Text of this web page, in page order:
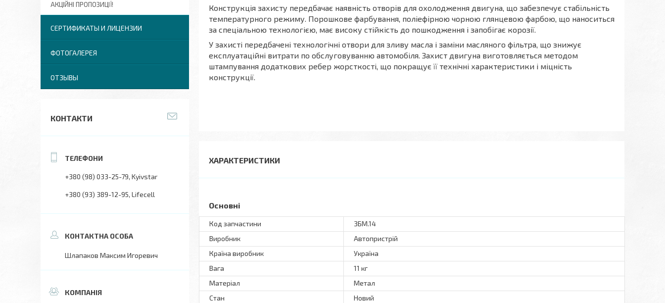
Конструкція захисту передбачає наявність отворів для охолодження двигуна, що забезпечує стабільність
температурного режиму. Порошкове фарбування, поліефірною чорною глянцевою фарбою, що наноситься
за спеціальною технологією, має високу стійкість до пошкодження і запобігає корозії.
У захисті передбачені технологічні отвори для зливу масла і заміни масляного фільтра, що знижує
експлуатаційні витрати по обслуговуванню автомобіля. Захист двигуна виготовляється методом
штампування додаткових ребер жорсткості, що покращує її технічні характеристики і міцність
конструкції.
ХАРАКТЕРИСТИКИ
Основні
Код запчастини
ЗБМ.14
Виробник
Автопристрій
Країна виробник
Україна
Вага
11 кг
Матеріал
Метал
Стан
Новий
АКЦІЙНІ ПРОПОЗИЦІЇ!
СЕРТИФИКАТЫ И ЛИЦЕНЗИИ
ФОТОГАЛЕРЕЯ
ОТЗЫВЫ
КОНТАКТИ
+380 (98) 033-25-79 Kyivstar
+380 (93) 389-12-95 Lifecell
Шлапаков Максим Игоревич